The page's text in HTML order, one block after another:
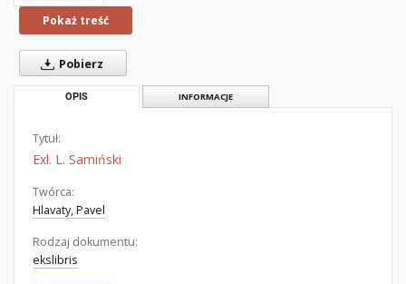
Pokaż treść
Pobierz
OPIS INFORMACJE
Tytuł:
Exl. L. Samiński
Twórca:
Hlavaty, Pavel
Rodzaj dokumentu:
ekslibris